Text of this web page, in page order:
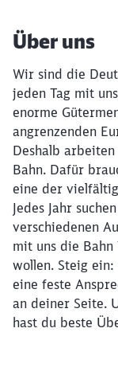
Über uns
Wir sind die
jeden Tag mit
enorme
angrenzenden
Deshalb
Bahn. Dafür
eine der
Jedes Jahr
verschiedenen
mit uns die Bahn
wollen. Steig
eine feste
an deiner Seite.
hast du beste